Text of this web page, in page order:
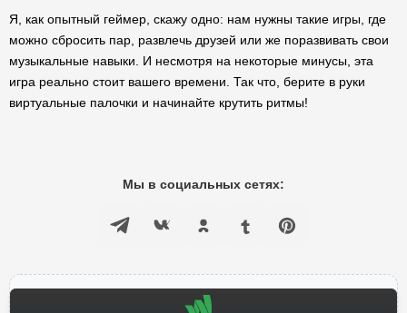
Я, как опытный геймер, скажу одно: нам нужны такие игры, где
можно сбросить пар, развлечь друзей или же поразвивать свои
музыкальные навыки. И несмотря на некоторые минусы, эта
игра реально стоит вашего времени. Так что, берите в руки
виртуальные палочки и начинайте крутить ритмы!
Мы в социальных сетях: